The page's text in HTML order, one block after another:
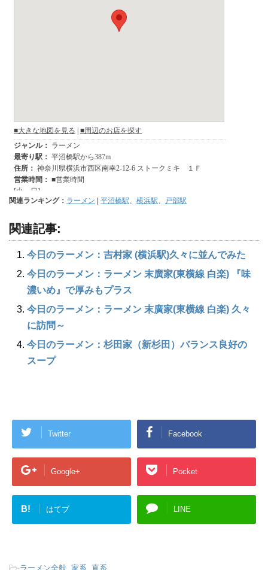
関連ランキング： ラーメン | 平沼橋駅、 横浜駅、 戸部駅
関連記事:
今日のラーメン：吉村家 (横浜駅)久々に並んでみた
今日のラーメン：ラーメン 末廣家(東横線 白楽) 『味
濃いめ』で厚みもプラス
今日のラーメン：ラーメン 末廣家(東横線 白楽) 久々
に訪問～
今日のラーメン：杉田家（新杉田）バランス良好の
スープ
Twitter Facebook
Google+ Pocket
B! はてブ LINE
-ラーメン全般 家系 直系